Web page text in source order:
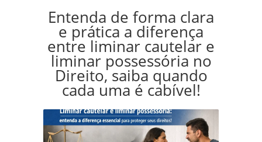
Entenda de forma clara
e prática a diferença
entre liminar cautelar e
liminar possessória no
Direito, saiba quando
cada uma é cabível!